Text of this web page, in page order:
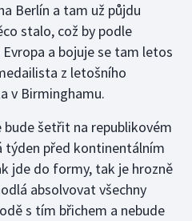
Berlín a tam už půjdu
stalo, což by podle
a bojuje se tam letos
z letošního
v Birminghamu.
bude šetřit na republikovém
před kontinentálním
jde do formy, tak je hrozně
absolvovat všechny
s tím břichem a nebude